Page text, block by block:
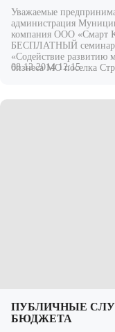
Уважаемые
администрация
компания ООО «Смарт
БЕСПЛАТНЫЙ семинар
«Содействие развитию
бизнеса МО поселка
08.12.2014 12:15
ПУБЛИЧНЫЕ
БЮДЖЕТА